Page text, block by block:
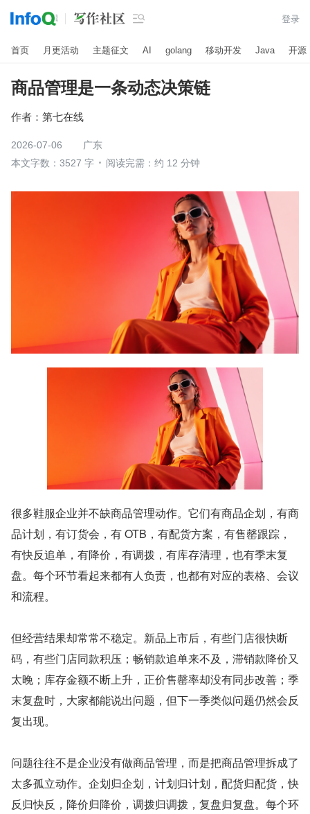
 登录
首页 月更活动 主题征文 AI golang 移动开发 Java 开源
商品管理是一条动态决策链
作者： 第七在线
2026-07-06
广东
本文字数：3527 字
阅读完需：约 12 分钟
很多鞋服企业并不缺商品管理动作。它们有商品企划，有商
品计划，有订货会，有 OTB，有配货方案，有售罄跟踪，
有快反追单，有降价，有调拨，有库存清理，也有季末复
盘。每个环节看起来都有人负责，也都有对应的表格、会议
和流程。
但经营结果却常常不稳定。新品上市后，有些门店很快断
码，有些门店同款积压；畅销款追单来不及，滞销款降价又
太晚；库存金额不断上升，正价售罄率却没有同步改善；季
末复盘时，大家都能说出问题，但下一季类似问题仍然会反
复出现。
问题往往不是企业没有做商品管理，而是把商品管理拆成了
太多孤立动作。企划归企划，计划归计划，配货归配货，快
反归快反，降价归降价，调拨归调拨，复盘归复盘。每个环